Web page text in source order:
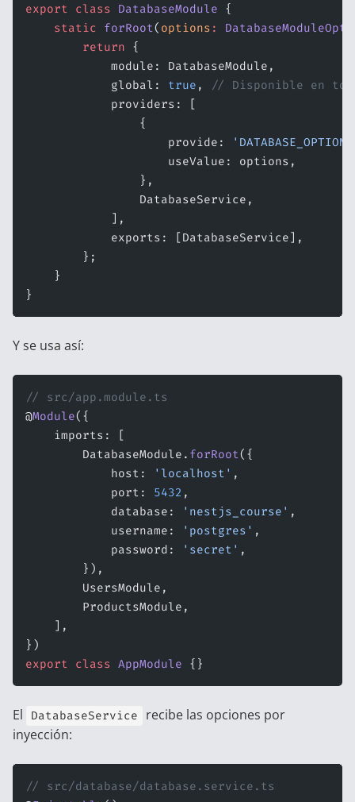
export class DatabaseModule {
    static
forRoot( options :
        return
{
            module: DatabaseModule,
            global:
true ,
// Disponible en
            providers: [
                {
                    provide:
                    useValue: options,
                },
                DatabaseService,
            ],
            exports: [DatabaseService],
        };
    }
}
Y se usa así:
// src/app.module.ts
@Module({
    imports: [
        DatabaseModule.
forRoot({
            host:
'localhost' ,
            port:
5432 ,
            database:
'nestjs_course' ,
            username:
'postgres' ,
            password:
'secret' ,
        }),
        UsersModule,
        ProductsModule,
    ],
})
export class AppModule {}
El DatabaseService
recibe las opciones por
inyección:
// src/database/database.service.ts